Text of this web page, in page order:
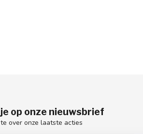
op onze nieuwsbrief
over onze laatste acties